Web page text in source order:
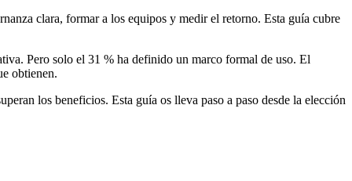
clara, formar a los equipos y medir el retorno. Esta guía cubre
Pero solo el 31 % ha definido un marco formal de uso. El
obtienen.
los beneficios. Esta guía os lleva paso a paso desde la elección